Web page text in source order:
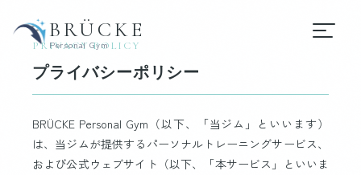
BRÜCKE
Personal Gym
PRIVACY POLICY
プライバシーポリシー
BRÜCKE Personal Gym（以下、「当ジム」といいます）
は、当ジムが提供するパーソナルトレーニングサービス、
および公式ウェブサイト（以下、「本サービス」といいま